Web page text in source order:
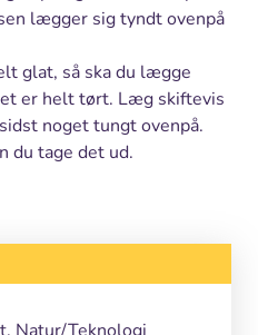
lægger sig tyndt ovenpå
glat, så ska du lægge
er helt tørt. Læg skiftevis
noget tungt ovenpå.
du tage det ud.